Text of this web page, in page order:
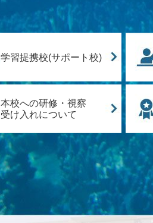
学習提携校(サポート校)
本校への研修・視察
受け入れについて